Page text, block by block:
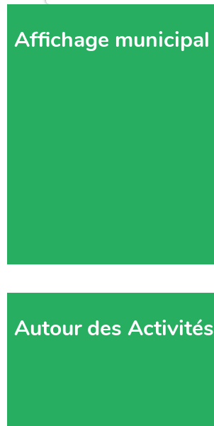
Affichage municipal
Autour des Activités